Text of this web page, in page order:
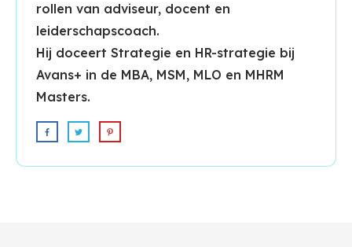
rollen van adviseur, docent en
leiderschapscoach.
Hij doceert Strategie en HR-strategie bij
Avans+ in de MBA, MSM, MLO en MHRM
Masters.